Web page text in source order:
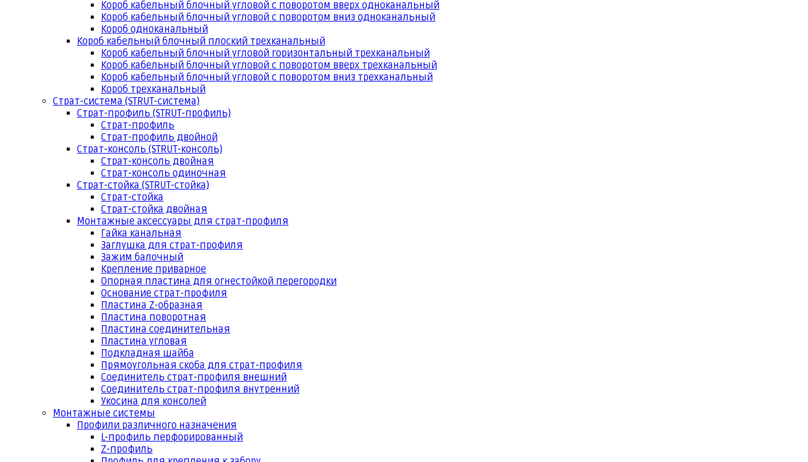
Короб кабельный блочный угловой с поворотом вверх одноканальный
Короб кабельный блочный угловой с поворотом вниз одноканальный
Короб одноканальный
Короб кабельный блочный плоский трехканальный
Короб кабельный блочный угловой горизонтальный трехканальный
Короб кабельный блочный угловой с поворотом вверх трехканальный
Короб кабельный блочный угловой с поворотом вниз трехканальный
Короб трехканальный
Страт-система (STRUT-система)
Страт-профиль (STRUT-профиль)
Страт-профиль
Страт-профиль двойной
Страт-консоль (STRUT-консоль)
Страт-консоль двойная
Страт-консоль одиночная
Страт-стойка (STRUT-стойка)
Страт-стойка
Страт-стойка двойная
Монтажные аксессуары для страт-профиля
Гайка канальная
Заглушка для страт-профиля
Зажим балочный
Крепление приварное
Опорная пластина для огнестойкой перегородки
Основание страт-профиля
Пластина Z-образная
Пластина поворотная
Пластина соединительная
Пластина угловая
Подкладная шайба
Прямоугольная скоба для страт-профиля
Соединитель страт-профиля внешний
Соединитель страт-профиля внутренний
Укосина для консолей
Монтажные системы
Профили различного назначения
L-профиль перфорированный
Z-профиль